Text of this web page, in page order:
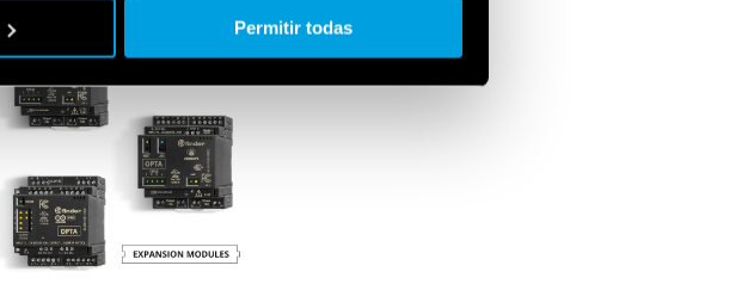
Permitir todas